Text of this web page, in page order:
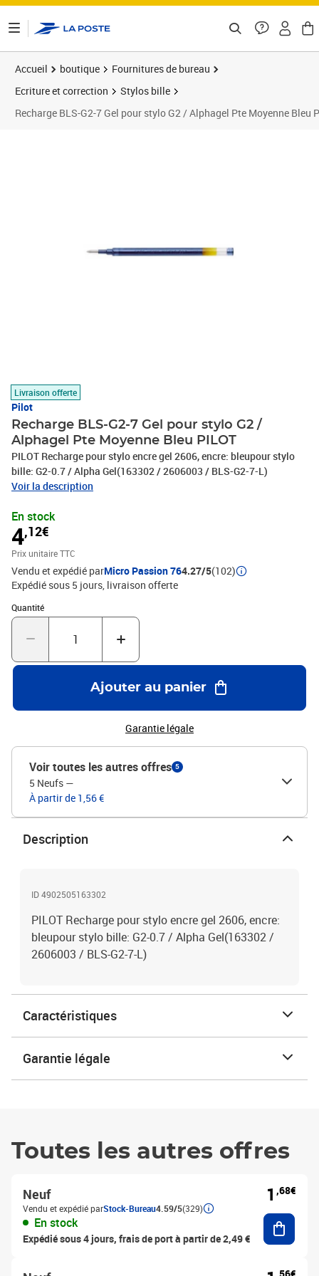
Accueil boutique
Fournitures de bureau
Ecriture et correction
Stylos bille
Recharge BLS-G2-7 Gel pour stylo G2 / Alphagel Pte Moyenne Bleu
Livraison offerte
Pilot
Recharge BLS-G2-7 Gel pour stylo G2 /
Alphagel Pte Moyenne Bleu PILOT
PILOT Recharge pour stylo encre gel 2606, encre: bleupour stylo
bille: G2-0.7 / Alpha Gel(163302 / 2606003 / BLS-G2-7-L)
Voir la description
En stock
4,12€
Prix unitaire TTC
Vendu et expédié parMicro Passion 764.27/5(102)
Expédié sous 5 jours livraison offerte
Quantité
Quantité : 1
Ajouter au panier
Garantie légale
Voir toutes les autres offres 5
5 Neufs —
À partir de 1,56 €
Description
ID 4902505163302
PILOT Recharge pour stylo encre gel 2606, encre:
bleupour stylo bille: G2-0.7 / Alpha Gel(163302 /
2606003 / BLS-G2-7-L)
Caractéristiques
Garantie légale
Toutes les autres offres
Neuf
Vendu et expédié parStock-Bureau4.59/5(329)
En stock
Expédié sous 4 jours, frais de port à partir de 2,49 €
1 ,68€